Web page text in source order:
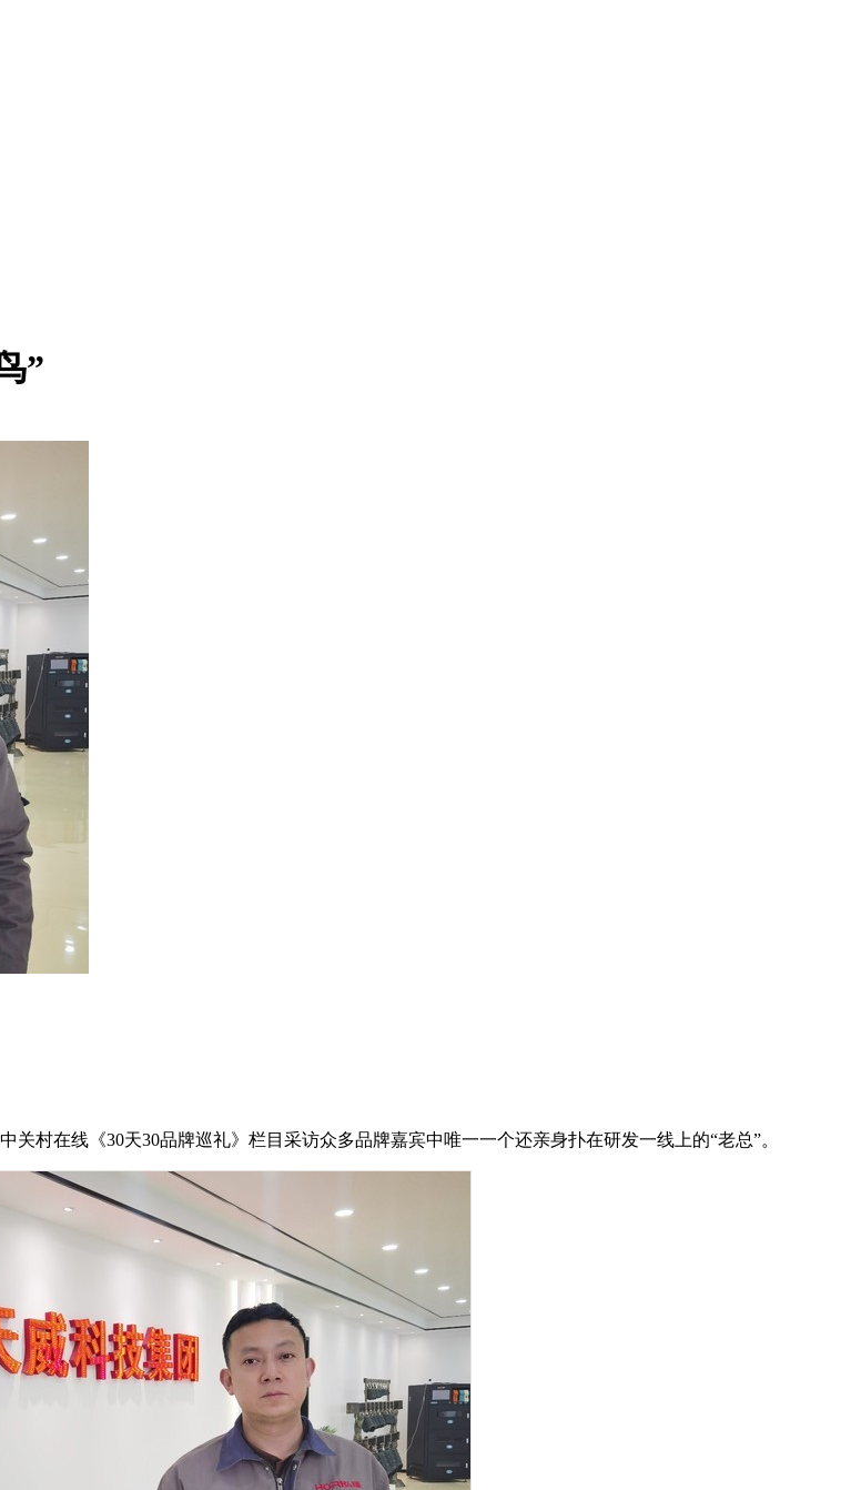
”
村在线《30天30品牌巡礼》栏目采访众多品牌嘉宾中唯一一个还亲身扑在研发一线上的“老总”。